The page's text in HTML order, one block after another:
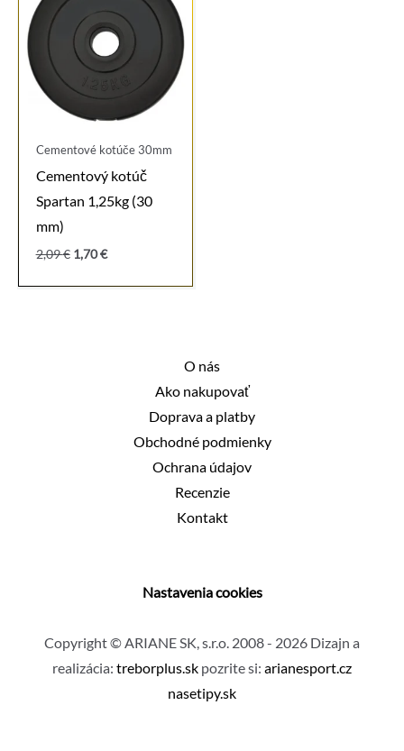
Cementové kotúče 30mm
Cementový kotúč
Spartan 1,25kg (30
mm)
2,09€ Pôvodná
bola:
1,70€Aktuálna
je:
O nás
Ako nakupovať
Doprava a platby
Obchodné podmienky
Ochrana údajov
Recenzie
Kontakt
Nastavenia cookies
Copyright © ARIANE SK, s.r.o. 2008 - 2026 Dizajn a
realizácia: treborplus.sk pozrite si: arianesport.cz
nasetipy.sk